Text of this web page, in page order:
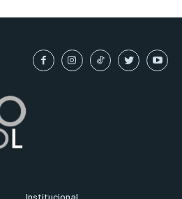
Institucional